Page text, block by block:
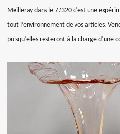
Meilleray dans le 77320 c’est une
tout l’environnement de vos articles.
puisqu’elles resteront à la charge d’une